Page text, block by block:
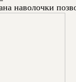
наволочки